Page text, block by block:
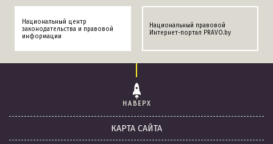
Национальный центр
законодательства и правовой
информации
Национальный правовой
Интернет-портал PRAVO.by
НАВЕРХ
КАРТА САЙТА